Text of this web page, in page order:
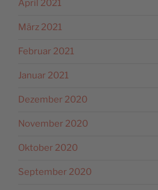
April 2021
März 2021
Februar 2021
Januar 2021
Dezember 2020
November 2020
Oktober 2020
September 2020